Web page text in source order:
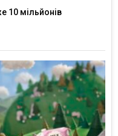
10 мільйонів